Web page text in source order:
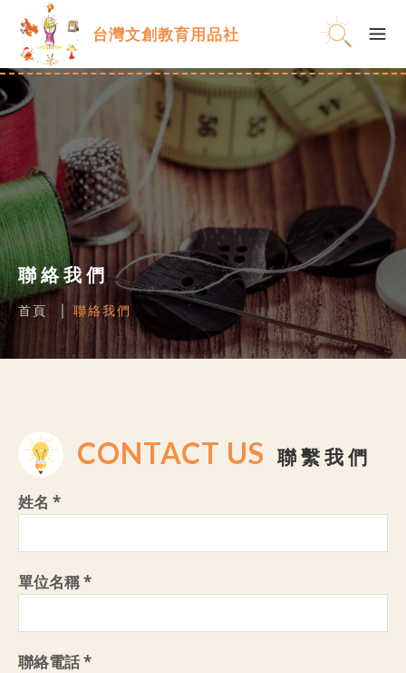
台灣文創教育用品社
聯絡我們
首頁 聯絡我們
CONTACT US 聯繫我們
姓名 *
單位名稱 *
聯絡電話 *